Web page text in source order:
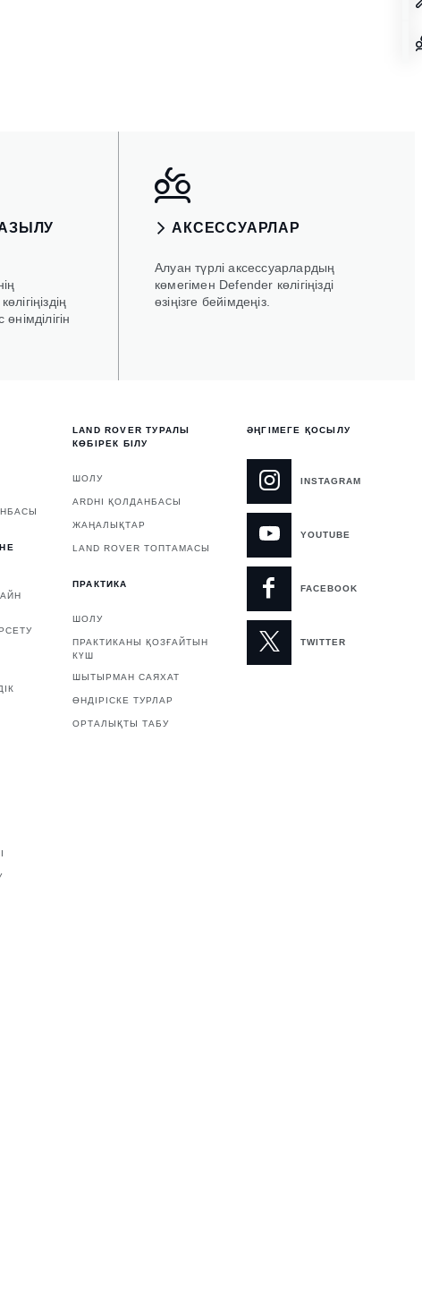
АКСЕССУАРЛАР
Алуан түрлі аксессуарлардың
көмегімен Defender көлігіңізді
өзіңізге бейімдеңіз.
LAND ROVER ТУРАЛЫ
КӨБІРЕК БІЛУ
ШОЛУ
ARDHI ҚОЛДАНБАСЫ
ЖАҢАЛЫҚТАР
LAND ROVER ТОПТАМАСЫ
ПРАКТИКА
ШОЛУ
ПРАКТИКАНЫ ҚОЗҒАЙТЫН
КҮШ
ШЫТЫРМАН САЯХАТ
ӨНДІРІСКЕ ТУРЛАР
ОРТАЛЫҚТЫ ТАБУ
ӘҢГІМЕГЕ ҚОСЫЛУ
INSTAGRAM
YOUTUBE
FACEBOOK
TWITTER